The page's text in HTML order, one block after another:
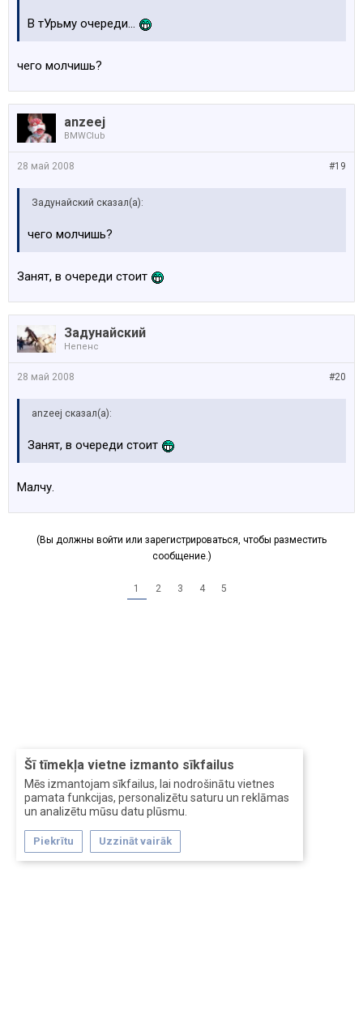
Šī tīmekļa vietne izmanto sīkfailus
Mēs izmantojam sīkfailus, lai nodrošinātu vietnes
pamata funkcijas, personalizētu saturu un reklāmas
un analizētu mūsu datu plūsmu.
Piekrītu Uzzināt vairāk
В тУрьму очереди...
чего молчишь?
anzeej
BMWClub
#19
28 май 2008
Задунайский сказал(а):
чего молчишь?
Занят, в очереди стоит
Задунайский
Непенс
#20
28 май 2008
anzeej сказал(а):
Занят, в очереди стоит
Малчу.
(Вы должны войти или зарегистрироваться, чтобы разместить
сообщение.)
1 2 3 4 5